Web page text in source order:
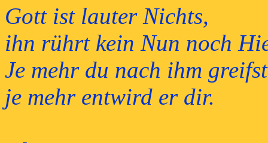
Gott ist lauter Nichts,
ihn rührt kein Nun noch
Je mehr du nach ihm
je mehr entwird er dir.